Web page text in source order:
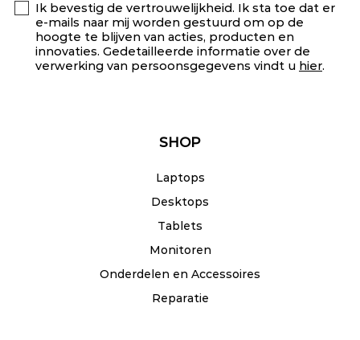
Ik bevestig de vertrouwelijkheid. Ik sta toe dat er
e-mails naar mij worden gestuurd om op de
hoogte te blijven van acties, producten en
innovaties. Gedetailleerde informatie over de
verwerking van persoonsgegevens vindt u hier.
SHOP
Laptops
Desktops
Tablets
Monitoren
Onderdelen en Accessoires
Reparatie